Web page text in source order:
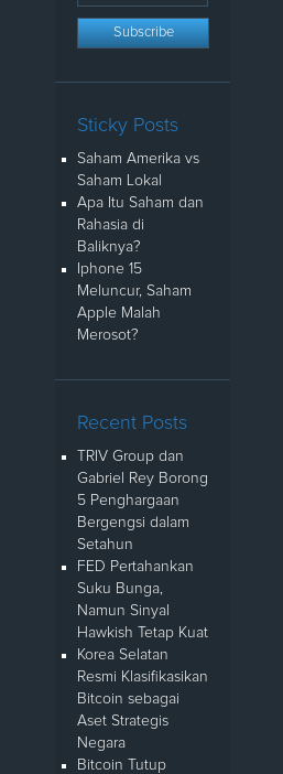
Sticky Posts
Saham Amerika vs
Saham Lokal
Apa Itu Saham dan
Rahasia di
Baliknya?
Iphone 15
Meluncur, Saham
Apple Malah
Merosot?
Recent Posts
TRIV Group dan
Gabriel Rey Borong
5 Penghargaan
Bergengsi dalam
Setahun
FED Pertahankan
Suku Bunga,
Namun Sinyal
Hawkish Tetap Kuat
Korea Selatan
Resmi Klasifikasikan
Bitcoin sebagai
Aset Strategis
Negara
Bitcoin Tutup